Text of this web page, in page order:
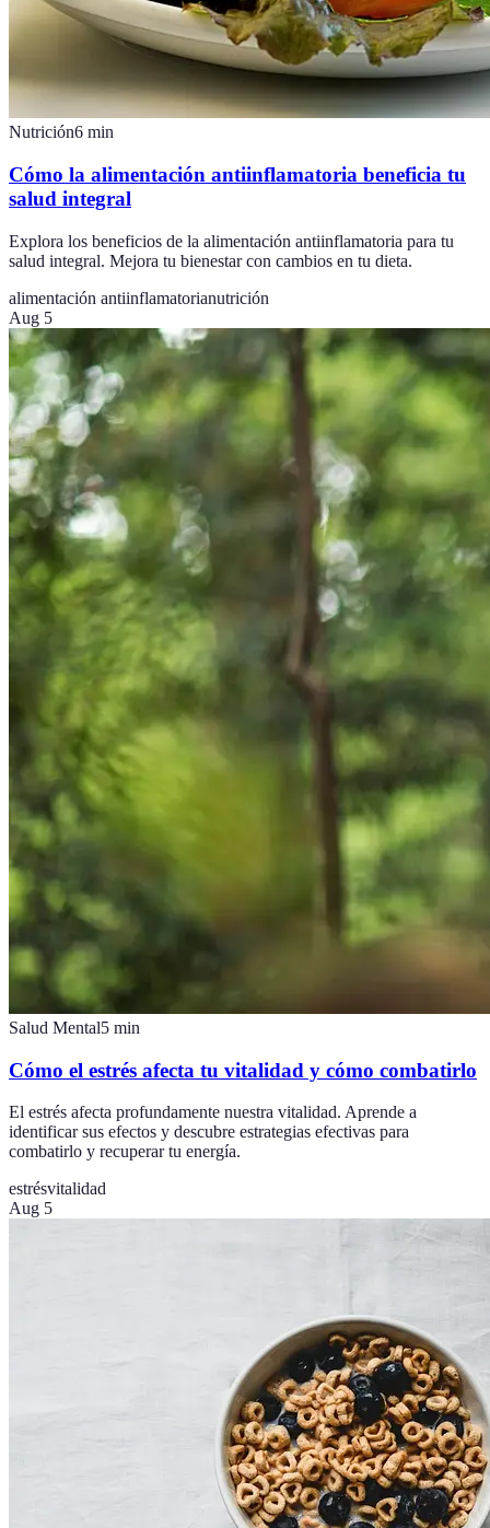
Nutrición6 min
Cómo la alimentación antiinflamatoria beneficia tu
salud integral
Explora los beneficios de la alimentación antiinflamatoria para tu
salud integral. Mejora tu bienestar con cambios en tu dieta.
alimentación antiinflamatorianutrición
Aug 5
Salud Mental5 min
Cómo el estrés afecta tu vitalidad y cómo combatirlo
El estrés afecta profundamente nuestra vitalidad. Aprende a
identificar sus efectos y descubre estrategias efectivas para
combatirlo y recuperar tu energía.
estrésvitalidad
Aug 5